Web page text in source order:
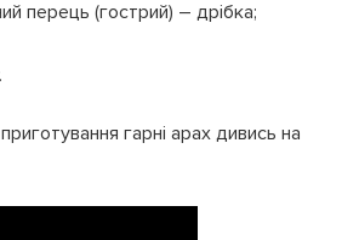
перець (гострий) – дрібка;
гарні арах дивись на